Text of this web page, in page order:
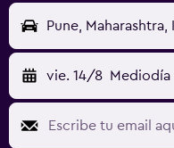
Pune, Maharashtra,
vie. 14/8 Mediodía